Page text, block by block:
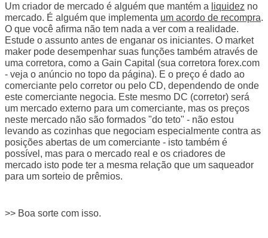
Um criador de mercado é alguém que mantém a liquidez no
mercado. É alguém que implementa um acordo de recompra.
O que você afirma não tem nada a ver com a realidade.
Estude o assunto antes de enganar os iniciantes. O market
maker pode desempenhar suas funções também através de
uma corretora, como a Gain Capital (sua corretora forex.com
- veja o anúncio no topo da página). E o preço é dado ao
comerciante pelo corretor ou pelo CD, dependendo de onde
este comerciante negocia. Este mesmo DC (corretor) será
um mercado externo para um comerciante, mas os preços
neste mercado não são formados "do teto" - não estou
levando as cozinhas que negociam especialmente contra as
posições abertas de um comerciante - isto também é
possível, mas para o mercado real e os criadores de
mercado isto pode ter a mesma relação que um saqueador
para um sorteio de prêmios.
>> Boa sorte com isso.